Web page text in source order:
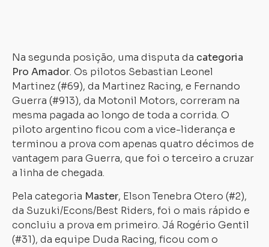
Na segunda posição, uma disputa da categoria
Pro Amador. Os pilotos Sebastian Leonel
Martinez (#69), da Martinez Racing, e Fernando
Guerra (#913), da Motonil Motors, correram na
mesma pagada ao longo de toda a corrida. O
piloto argentino ficou com a vice-liderança e
terminou a prova com apenas quatro décimos de
vantagem para Guerra, que foi o terceiro a cruzar
a linha de chegada.
Pela categoria Master, Elson Tenebra Otero (#2),
da Suzuki/Econs/Best Riders, foi o mais rápido e
concluiu a prova em primeiro. Já Rogério Gentil
(#31), da equipe Duda Racing, ficou com o